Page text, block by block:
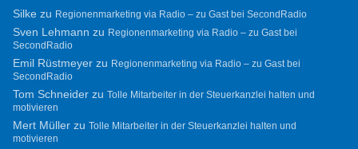
Silkezu Regionenmarketing via Radio – zu Gast bei SecondRadio
Sven Lehmann zu Regionenmarketing via Radio – zu Gast bei
SecondRadio
Emil Rüstmeyerzu Regionenmarketing via Radio – zu Gast bei
SecondRadio
Tom Schneiderzu Tolle Mitarbeiter in der Steuerkanzlei halten und
motivieren
Mert Müllerzu Tolle Mitarbeiter in der Steuerkanzlei halten und
motivieren